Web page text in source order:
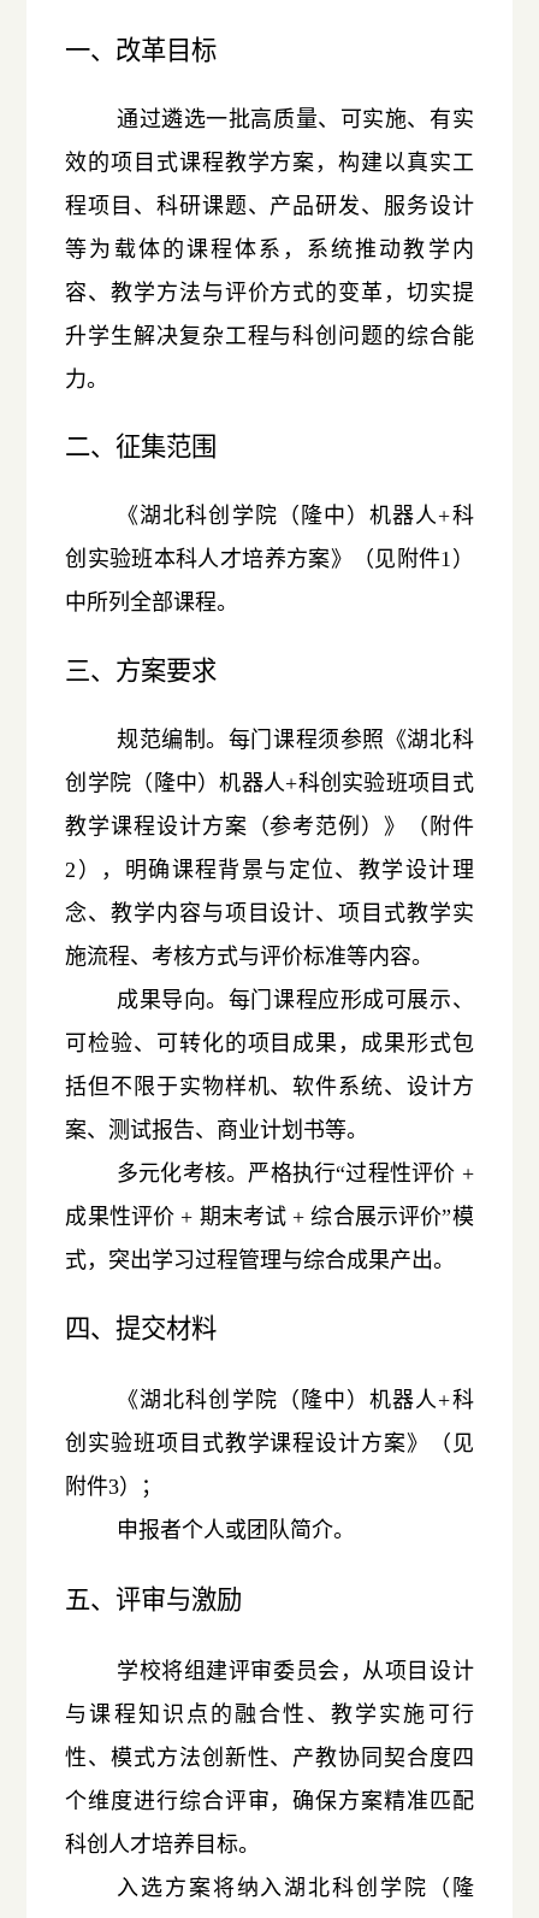
一、改革目标
通过遴选一批高质量、可实施、有实
效的项目式课程教学方案，构建以真实工
程项目、科研课题、产品研发、服务设计
等为载体的课程体系，系统推动教学内
容、教学方法与评价方式的变革，切实提
升学生解决复杂工程与科创问题的综合能
力。
二、征集范围
《湖北科创学院（隆中）机器人+科
创实验班本科人才培养方案》（见附件1）
中所列全部课程。
三、方案要求
规范编制。每门课程须参照《湖北科
创学院（隆中）机器人+科创实验班项目式
教学课程设计方案（参考范例）》（附件
2），明确课程背景与定位、教学设计理
念、教学内容与项目设计、项目式教学实
施流程、考核方式与评价标准等内容。
成果导向。每门课程应形成可展示、
可检验、可转化的项目成果，成果形式包
括但不限于实物样机、软件系统、设计方
案、测试报告、商业计划书等。
多元化考核。严格执行“过程性评价 +
成果性评价 + 期末考试 + 综合展示评价”模
式，突出学习过程管理与综合成果产出。
四、提交材料
《湖北科创学院（隆中）机器人+科
创实验班项目式教学课程设计方案》（见
附件3）；
申报者个人或团队简介。
五、评审与激励
学校将组建评审委员会，从项目设计
与课程知识点的融合性、教学实施可行
性、模式方法创新性、产教协同契合度四
个维度进行综合评审，确保方案精准匹配
科创人才培养目标。
入选方案将纳入湖北科创学院（隆